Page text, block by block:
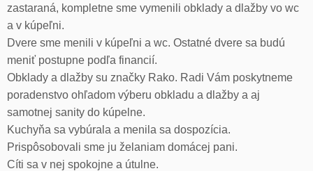
zastaraná, kompletne sme vymenili obklady a dlažby vo wc
a v kúpeľni.
Dvere sme menili v kúpeľni a wc. Ostatné dvere sa budú
meniť postupne podľa financií.
Obklady a dlažby su značky Rako. Radi Vám poskytneme
poradenstvo ohľadom výberu obkladu a dlažby a aj
samotnej sanity do kúpelne.
Kuchyňa sa vybúrala a menila sa dospozícia.
Prispôsobovali sme ju želaniam domácej pani.
Cíti sa v nej spokojne a útulne.